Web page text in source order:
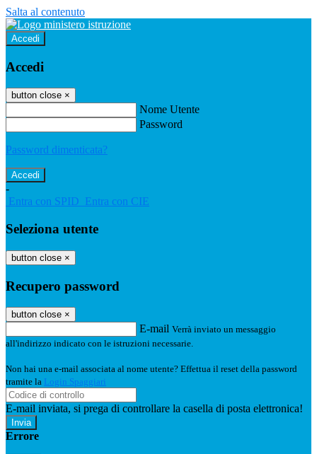
Salta al contenuto
Accedi
Accedi
button close ×
Nome Utente
Password
Password dimenticata?
-
Entra con SPID Entra con CIE
Seleziona utente
button close ×
Recupero password
button close ×
E-mail Verrà inviato un messaggio
all'indirizzo indicato con le istruzioni necessarie.
Non hai una e-mail associata al nome utente? Effettua il reset della password
tramite la Login Spaggiari
E-mail inviata, si prega di controllare la casella di posta elettronica!
Errore